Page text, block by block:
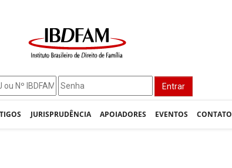
Entrar
JURISPRUDÊNCIA APOIADORES EVENTOS CONTATO